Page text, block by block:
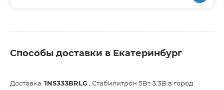
Способы доставки в Екатеринбург
Доставка 1N5333BRLG , Стабилитрон 5Вт 3.3В в город